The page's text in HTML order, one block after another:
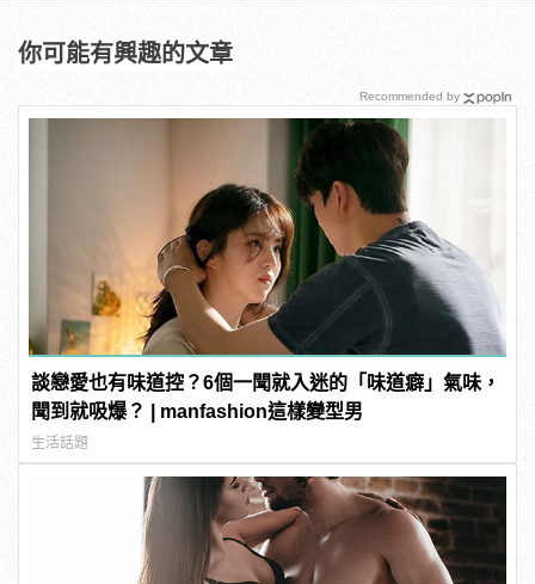
你可能有興趣的文章
談戀愛也有味道控？6個一聞就入迷的「味道癖」氣味，
聞到就吸爆？ | manfashion這樣變型男
生活話題
Recommended by